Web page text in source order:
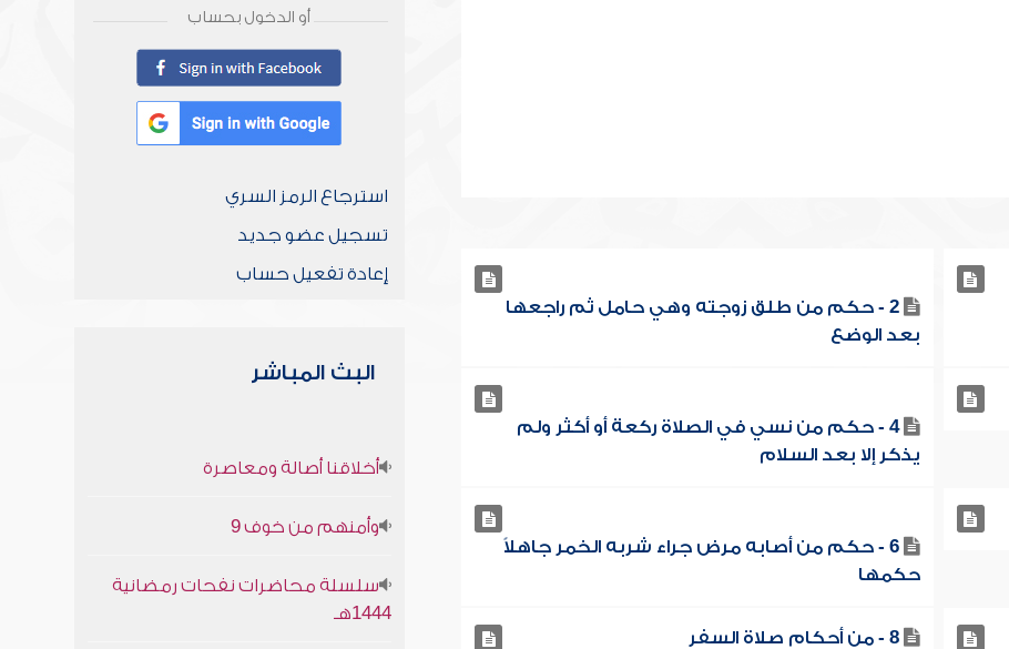
2 - حكم من طلق زوجته وهي حامل ثم راجعها
بعد الوضع
4 - حكم من نسي في الصلاة ركعة أو أكثر ولم
يذكر إلا بعد السلام
6 - حكم من أصابه مرض جراء شربه الخمر جاهلاً
حكمها
8 - من أحكام صلاة السفر
أو الدخول بحساب
استرجاع الرمز السري
تسجيل عضو جديد
إعادة تفعيل حساب
البث المباشر
أخلاقنا أصالة ومعاصرة
وأمنهم من خوف 9
سلسلة محاضرات نفحات رمضانية
1444هـ